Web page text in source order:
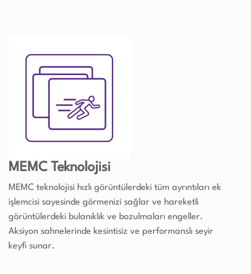
MEMC Teknolojisi
MEMC teknolojisi hızlı görüntülerdeki tüm ayrıntıları ek
işlemcisi sayesinde görmenizi sağlar ve hareketli
görüntülerdeki bulanıklık ve bozulmaları engeller.
Aksiyon sahnelerinde kesintisiz ve performanslı seyir
keyfi sunar.